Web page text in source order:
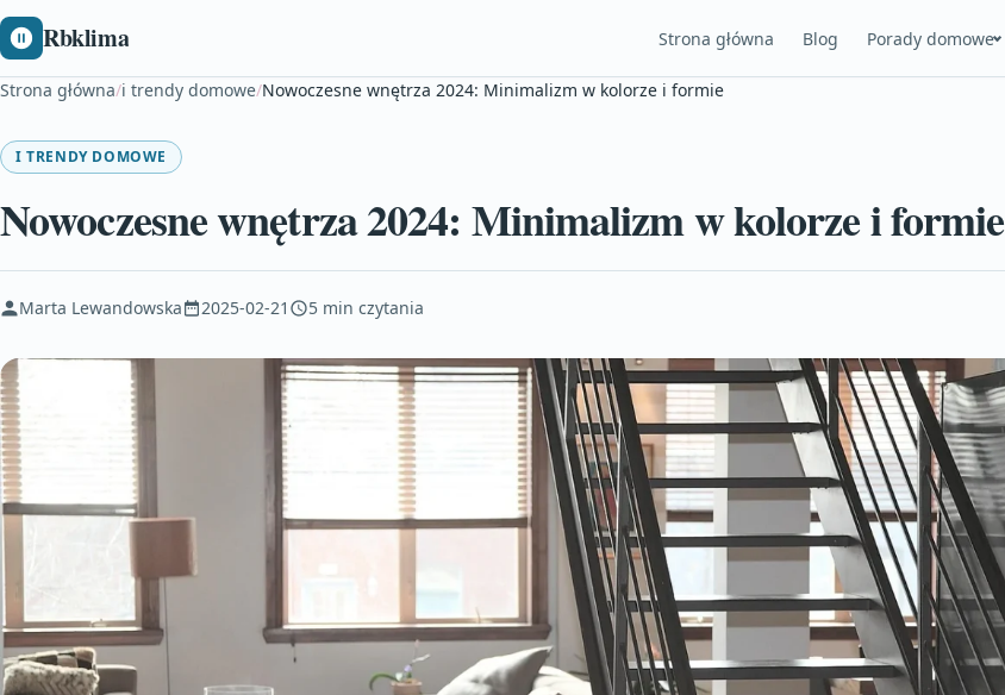
Rbklima Strona główna Blog Porady domowe
Strona główna/i trendy domowe/Nowoczesne wnętrza 2024: Minimalizm w kolorze i formie
I TRENDY DOMOWE
Nowoczesne wnętrza 2024: Minimalizm w kolorze i formie
Marta Lewandowska 2025-02-21 5 min czytania